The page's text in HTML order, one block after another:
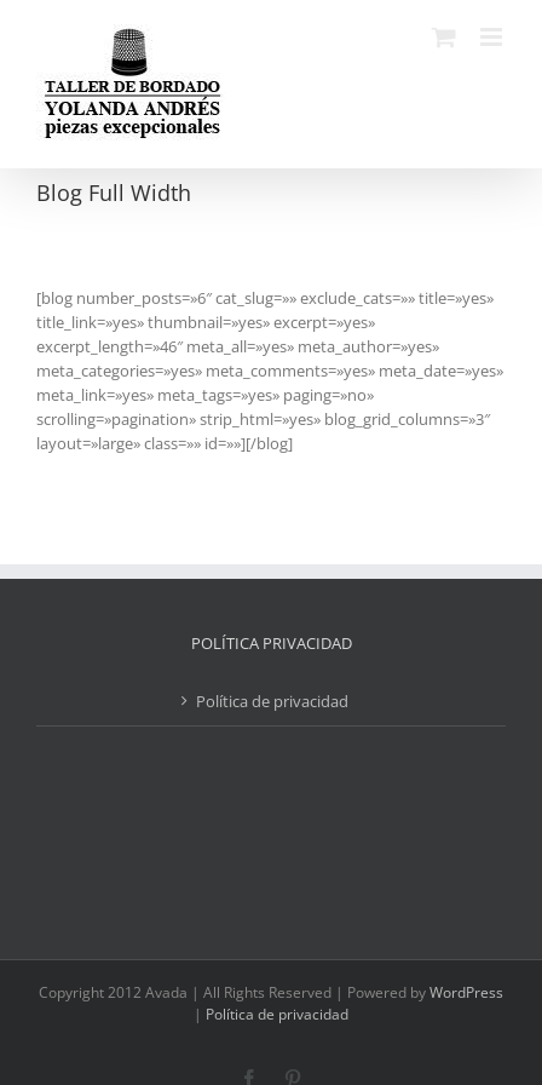
Blog Full Width
[blog number_posts=»6″ cat_slug=»» exclude_cats=»» title=»yes»
title_link=»yes» thumbnail=»yes» excerpt=»yes»
excerpt_length=»46″ meta_all=»yes» meta_author=»yes»
meta_categories=»yes» meta_comments=»yes» meta_date=»yes»
meta_link=»yes» meta_tags=»yes» paging=»no»
scrolling=»pagination» strip_html=»yes» blog_grid_columns=»3″
layout=»large» class=»» id=»»][/blog]
POLÍTICA PRIVACIDAD
Política de privacidad
Copyright 2012 Avada | All Rights Reserved | Powered byWordPress
| Política de privacidad
Facebook